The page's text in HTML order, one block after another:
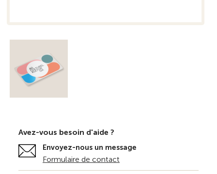
Avez-vous besoin d'aide ?
Envoyez-nous un message
Formulaire de contact